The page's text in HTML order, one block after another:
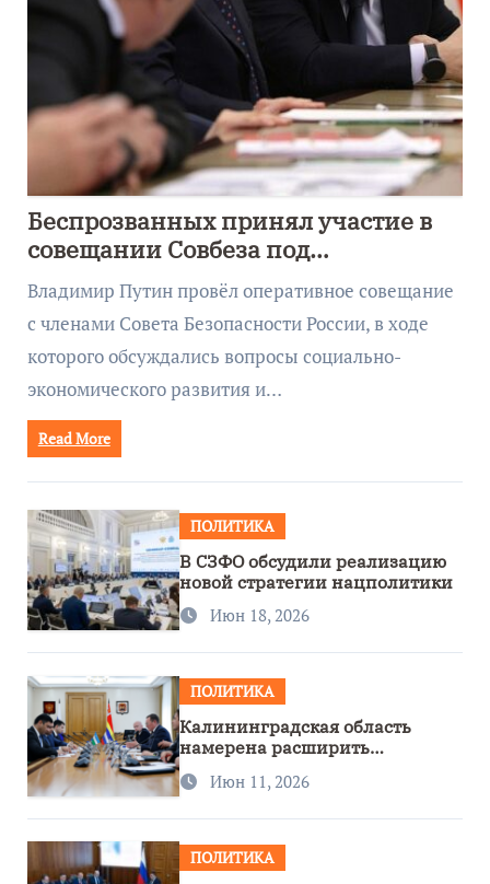
Беспрозванных принял участие в
совещании Совбеза под
руководством Путина
Владимир Путин провёл оперативное совещание
с членами Совета Безопасности России, в ходе
которого обсуждались вопросы социально-
экономического развития и…
Read More
ПОЛИТИКА
В СЗФО обсудили реализацию
новой стратегии нацполитики
Июн 18, 2026
ПОЛИТИКА
Калининградская область
намерена расширить
сотрудничество с Узбекистаном
Июн 11, 2026
ПОЛИТИКА